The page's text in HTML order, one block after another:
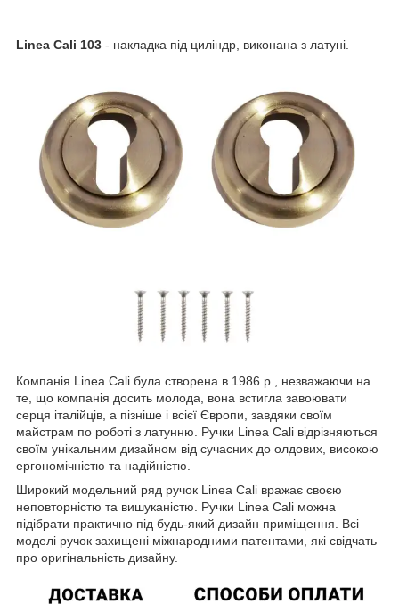
Linea Cali 103 - накладка під циліндр, виконана з латуні.
Компанія Linea Cali була створена в 1986 р., незважаючи на
те, що компанія досить молода, вона встигла завоювати
серця італійців, а пізніше і всієї Європи, завдяки своїм
майстрам по роботі з латунню. Ручки Linea Cali відрізняються
своїм унікальним дизайном від сучасних до олдових, високою
ергономічністю та надійністю.
Широкий модельний ряд ручок Linea Cali вражає своєю
неповторністю та вишуканістю. Ручки Linea Cali можна
підібрати практично під будь-який дизайн приміщення. Всі
моделі ручок захищені міжнародними патентами, які свідчать
про оригінальність дизайну.